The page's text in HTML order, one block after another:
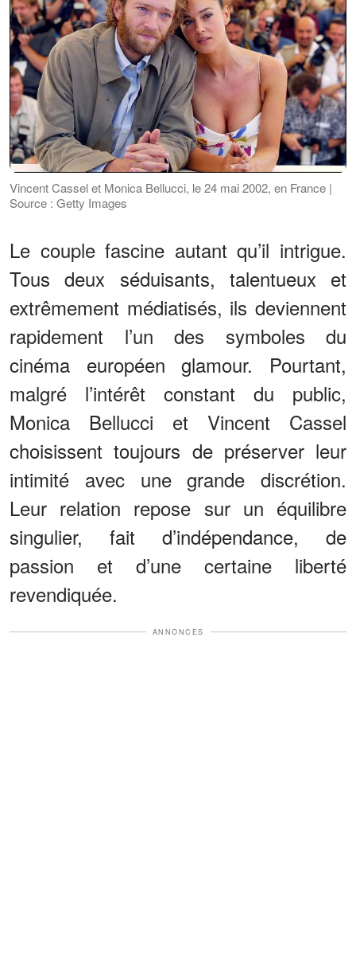
Vincent Cassel et Monica Bellucci, le 24 mai 2002, en France |
Source : Getty Images
Le couple fascine autant qu’il intrigue.
Tous deux séduisants, talentueux et
extrêmement médiatisés, ils deviennent
rapidement l’un des symboles du
cinéma européen glamour. Pourtant,
malgré l’intérêt constant du public,
Monica Bellucci et Vincent Cassel
choisissent toujours de préserver leur
intimité avec une grande discrétion.
Leur relation repose sur un équilibre
singulier, fait d’indépendance, de
passion et d’une certaine liberté
revendiquée.
ANNONCES